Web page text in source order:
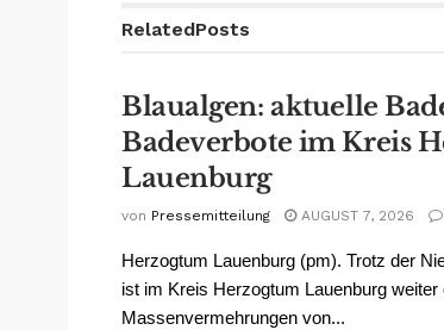
RelatedPosts
Blaualgen: aktuelle
Badeverbote im Kreis
Lauenburg
von Pressemitteilung AUGUST 7, 2026
Herzogtum Lauenburg (pm). Trotz der
ist im Kreis Herzogtum Lauenburg
Massenvermehrungen von...